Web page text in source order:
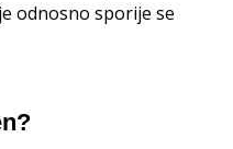
odnosno sporije se